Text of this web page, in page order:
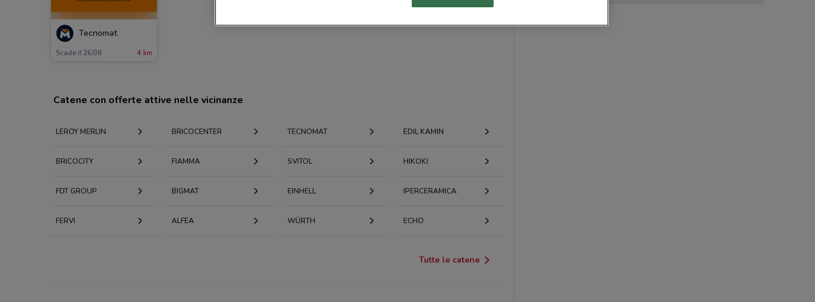
Tecnomat
Scade il 26/08 4 km
Catene con offerte attive nelle vicinanze
LEROY MERLIN BRICOCENTER TECNOMAT EDIL KAMIN
BRICOCITY FIAMMA SVITOL HIKOKI
FDT GROUP BIGMAT EINHELL IPERCERAMICA
FERVI ALFEA WÜRTH ECHO
Tutte le catene